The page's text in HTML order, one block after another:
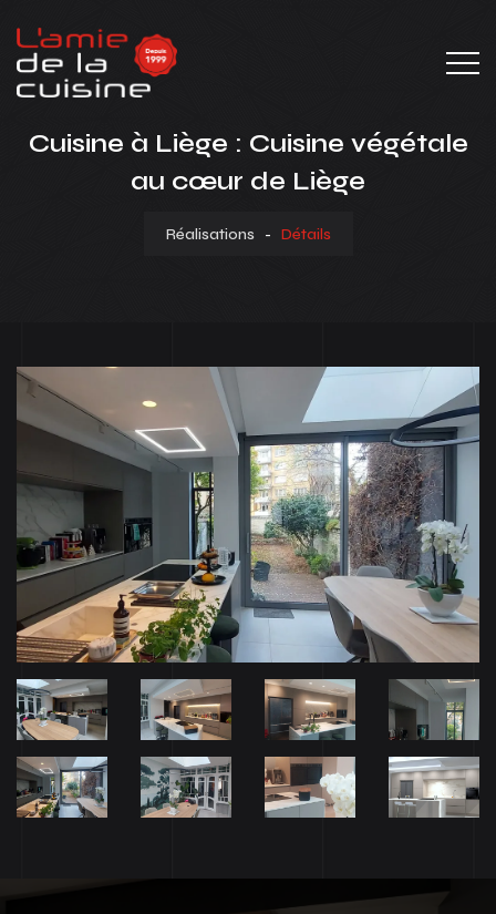
Cuisine à Liège : Cuisine végétale
au cœur de Liège
Réalisations - Détails